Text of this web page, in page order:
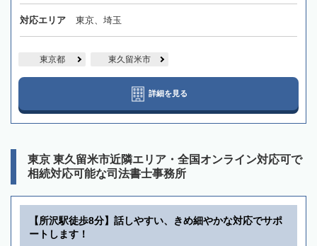
対応エリア 東京、埼玉
東京都 東久留米市
詳細を見る
東京 東久留米市近隣エリア・全国オンライン対応可で
相続対応可能な司法書士事務所
【所沢駅徒歩8分】話しやすい、きめ細やかな対応でサポ
ートします！